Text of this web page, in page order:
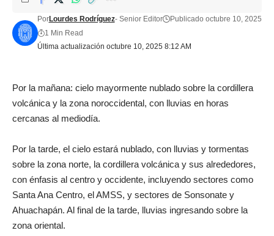
Última actualización octubre 10, 2025 8:12 AM
PorLourdes Rodríguez- Senior Editor
Publicado octubre 10, 2025
1 Min Read
Por la mañana: cielo mayormente nublado sobre la cordillera
volcánica y la zona noroccidental, con lluvias en horas
cercanas al mediodía.
Por la tarde, el cielo estará nublado, con lluvias y tormentas
sobre la zona norte, la cordillera volcánica y sus alrededores,
con énfasis al centro y occidente, incluyendo sectores como
Santa Ana Centro, el AMSS, y sectores de Sonsonate y
Ahuachapán. Al final de la tarde, lluvias ingresando sobre la
zona oriental.